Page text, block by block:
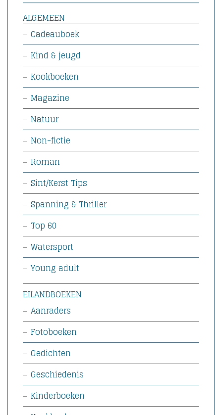
ALGEMEEN
Cadeauboek
Kind & jeugd
Kookboeken
Magazine
Natuur
Non-fictie
Roman
Sint/Kerst Tips
Spanning & Thriller
Top 60
Watersport
Young adult
EILANDBOEKEN
Aanraders
Fotoboeken
Gedichten
Geschiedenis
Kinderboeken